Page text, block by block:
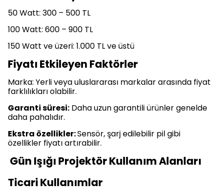
50 Watt: 300 – 500 TL
100 Watt: 600 – 900 TL
150 Watt ve üzeri: 1.000 TL ve üstü
Fiyatı Etkileyen Faktörler
Marka: Yerli veya uluslararası markalar arasında fiyat
farklılıkları olabilir.
Garanti süresi: Daha uzun garantili ürünler genelde
daha pahalıdır.
Ekstra özellikler:Sensör, şarj edilebilir pil gibi
özellikler fiyatı artırabilir.
Gün Işığı Projektör Kullanım Alanları
Ticari Kullanımlar